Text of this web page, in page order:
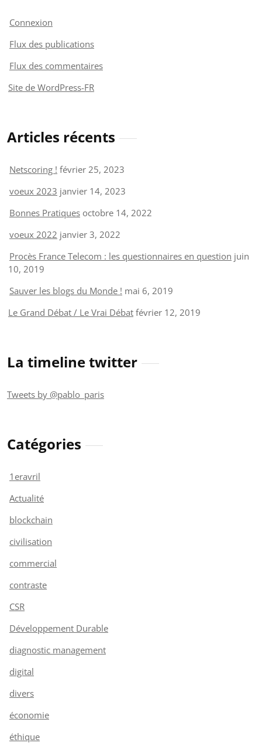
Connexion
Flux des publications
Flux des commentaires
Site de WordPress-FR
Articles récents
Netscoring ! février 25, 2023
voeux 2023 janvier 14, 2023
Bonnes Pratiques octobre 14, 2022
voeux 2022 janvier 3, 2022
Procès France Telecom : les questionnaires en question juin
10, 2019
Sauver les blogs du Monde ! mai 6, 2019
Le Grand Débat / Le Vrai Débat février 12, 2019
La timeline twitter
Tweets by @pablo_paris
Catégories
1eravril
Actualité
blockchain
civilisation
commercial
contraste
CSR
Développement Durable
diagnostic management
digital
divers
économie
éthique